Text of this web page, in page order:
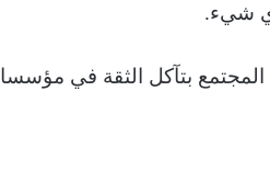
شيء.
المجتمع بتآكل الثقة في